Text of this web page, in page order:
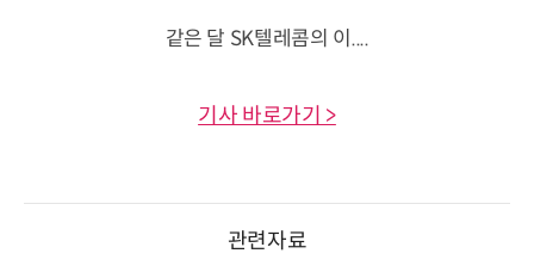
같은 달 SK텔레콤의 이....
기사 바로가기 >
관련자료